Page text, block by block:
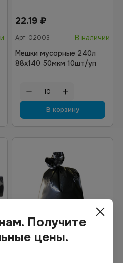
22.19 ₽
Арт. 02003
В наличии
Мешки мусорные 240л
88х140 50мкм 10шт/уп
В корзину
Получите
цены.